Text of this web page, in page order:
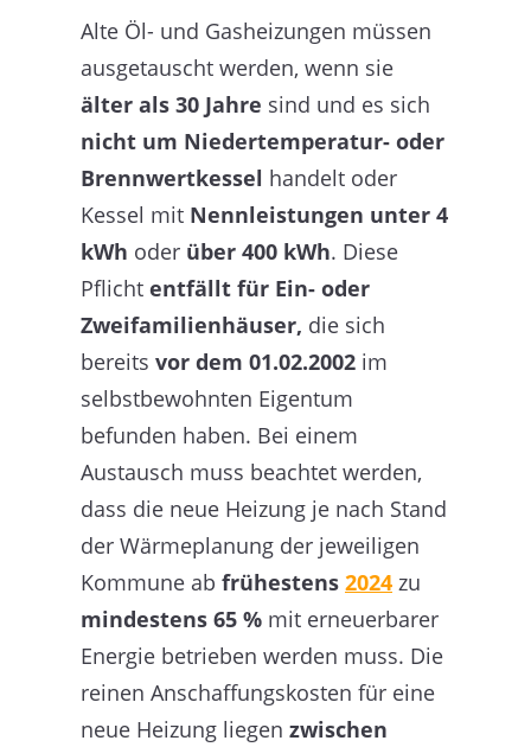
Alte Öl- und Gasheizungen müssen
ausgetauscht werden, wenn sie
älter als 30 Jahre sind und es sich
nicht um Niedertemperatur- oder
Brennwertkessel handelt oder
Kessel mit Nennleistungen unter 4
kWh oder über 400 kWh. Diese
Pflicht entfällt für Ein- oder
Zweifamilienhäuser, die sich
bereits vor dem 01.02.2002 im
selbstbewohnten Eigentum
befunden haben. Bei einem
Austausch muss beachtet werden,
dass die neue Heizung je nach Stand
der Wärmeplanung der jeweiligen
Kommune ab frühestens 2024 zu
mindestens 65 % mit erneuerbarer
Energie betrieben werden muss. Die
reinen Anschaffungskosten für eine
neue Heizung liegen zwischen